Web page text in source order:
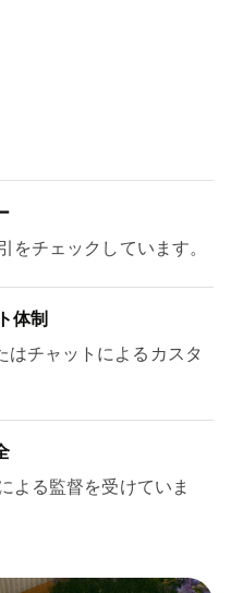
をチェックしています。
体制
はチャットによるカスタ
よる監督を受けていま